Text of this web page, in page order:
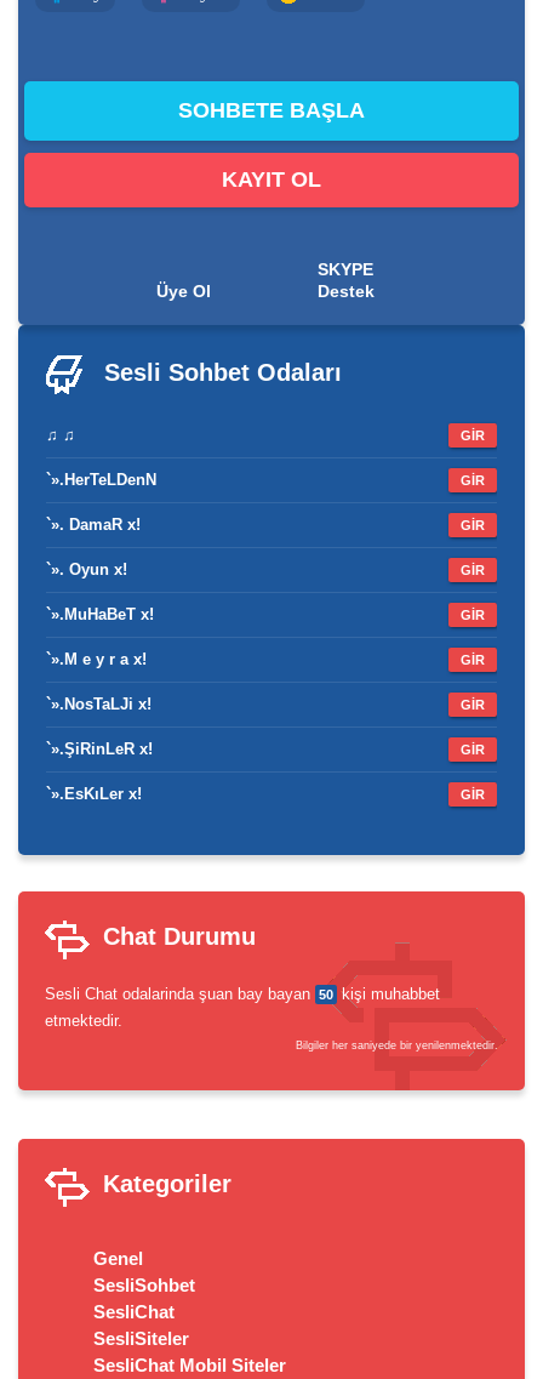
KAYIT OL
Üye Ol
SKYPE
Destek
Sesli Sohbet Odaları
♫ ♫ GİR
`».HerTeLDenN GİR
`». DamaR x! GİR
`». Oyun x! GİR
`».MuHaBeT x! GİR
`».M e y r a x! GİR
`».NosTaLJi x! GİR
`».ŞiRinLeR x! GİR
`».EsKıLer x! GİR
Chat Durumu
Sesli Chat odalarinda şuan bay bayan 50 kişi muhabbet
etmektedir.
Bilgiler her saniyede bir yenilenmektedir.
Kategoriler
Genel
SesliSohbet
SesliChat
SesliSiteler
SesliChat Mobil Siteler